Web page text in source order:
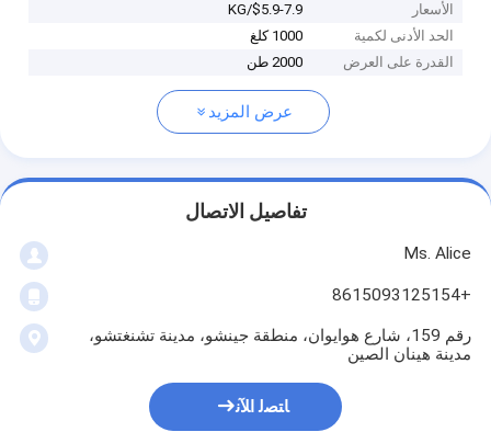
الأسعار
$5.9-7.9/KG
الحد الأدنى لكمية
1000 كلغ
القدرة على العرض
2000 طن
عرض المزيد
تفاصيل الاتصال
Ms. Alice
+8615093125154
رقم 159، شارع هوايوان، منطقة جينشو، مدينة تشنغتشو،
مدينة هينان الصين
ﺎﺘﺼﻟ ﺍﻶﻧ